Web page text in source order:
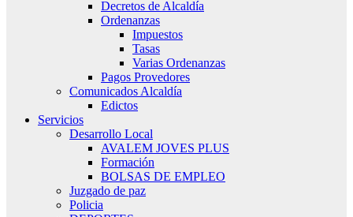
Decretos de Alcaldía
Ordenanzas
Impuestos
Tasas
Varias Ordenanzas
Pagos Provedores
Comunicados Alcaldía
Edictos
Servicios
Desarrollo Local
AVALEM JOVES PLUS
Formación
BOLSAS DE EMPLEO
Juzgado de paz
Policia